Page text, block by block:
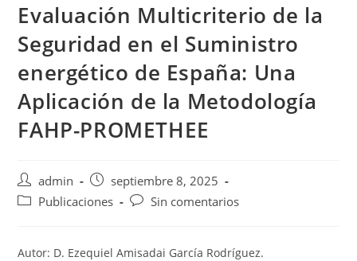
Evaluación Multicriterio de la
Seguridad en el Suministro
energético de España: Una
Aplicación de la Metodología
FAHP-PROMETHEE
Autor
de
admin
Publicación
de
septiembre 8, 2025
Categoría
entrada:
Publicaciones
Comentarios
entrada:
Sin comentarios
Autor: D. Ezequiel Amisadai García Rodríguez.